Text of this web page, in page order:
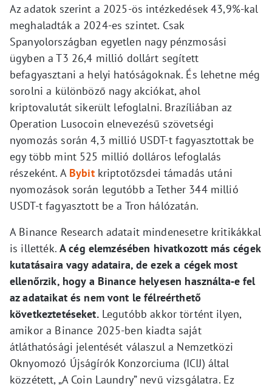
Az adatok szerint a 2025-ös intézkedések 43,9%-kal
meghaladták a 2024-es szintet. Csak
Spanyolországban egyetlen nagy pénzmosási
ügyben a T3 26,4 millió dollárt segített
befagyasztani a helyi hatóságoknak. És lehetne még
sorolni a különböző nagy akciókat, ahol
kriptovalutát sikerült lefoglalni. Brazíliában az
Operation Lusocoin elnevezésű szövetségi
nyomozás során 4,3 millió USDT-t fagyasztottak be
egy több mint 525 millió dolláros lefoglalás
részeként. A Bybitkriptotőzsdei támadás utáni
nyomozások során legutóbb a Tether 344 millió
USDT-t fagyasztott be a Tron hálózatán.
A Binance Research adatait mindenesetre kritikákkal
is illették. A cég elemzésében hivatkozott más cégek
kutatásaira vagy adataira, de ezek a cégek most
ellenőrzik, hogy a Binance helyesen használta‑e fel
az adataikat és nem vont le félreérthető
következtetéseket.Legutóbb akkor történt ilyen,
amikor a Binance 2025-ben kiadta saját
átláthatósági jelentését válaszul a Nemzetközi
Oknyomozó Újságírók Konzorciuma (ICIJ) által
közzétett, „A Coin Laundry” nevű vizsgálatra. Ez